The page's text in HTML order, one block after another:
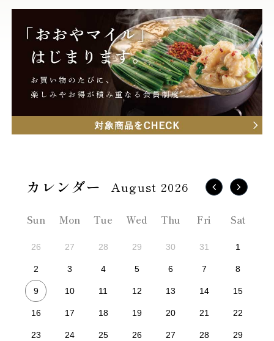
August 2026
Sun Mon Tue Wed Thu Fri Sat
26 27 28 29 30 31 1
2 3 4 5 6 7 8
9 10 11 12 13 14 15
16 17 18 19 20 21 22
23 24 25 26 27 28 29